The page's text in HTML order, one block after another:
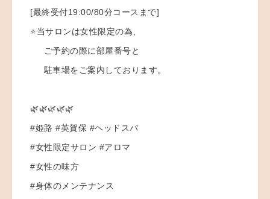
[最終受付19:00/80分コースまで]
⭐️当サロンは女性限定の為、
ご予約の際に部屋番号と
駐車場をご案内しております。
🌿🌿🌿🌿🌿
#姫路 #英賀保 #ヘッドスパ
#女性限定サロン #アロマ
#女性の味方
#身体のメンテナンス